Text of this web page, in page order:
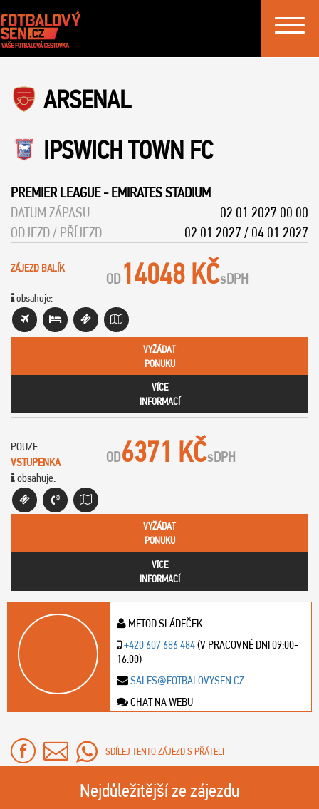
Toggle
ARSENAL
IPSWICH TOWN FC
PREMIER LEAGUE-EMIRATES STADIUM
DATUM ZÁPASU
02.01.2027 00:00
ODJEZD / PŘÍJEZD
02.01.2027 / 04.01.2027
ZÁJEZD BALÍK
obsahuje:
OD 14048 KČsDPH
VYŽÁDAT
PONUKU
VÍCE
INFORMACÍ
POUZE
VSTUPENKA
obsahuje:
OD6371 KČsDPH
VYŽÁDAT
PONUKU
VÍCE
INFORMACÍ
METOD SLÁDEČEK
+420 607 686 484(V PRACOVNÉ DNI 09:00-
16:00)
SALES@FOTBALOVYSEN.CZ
CHAT NA WEBU
SDÍLEJ TENTO ZÁJEZD S PŘÁTELI
Nejdůležitější ze zájezdu